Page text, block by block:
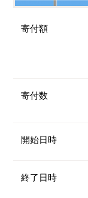
寄付額
寄付数
開始日時
終了日時